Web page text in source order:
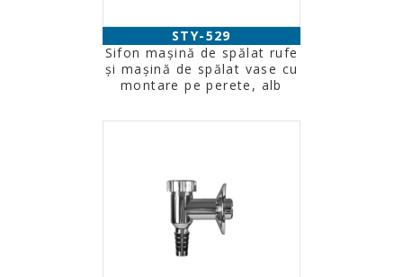
STY-529
Sifon maşină de spălat rufe
şi maşină de spălat vase cu
montare pe perete, alb